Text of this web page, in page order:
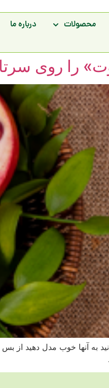
محصولات درباره ما
را روی
به آنها خوب مدل دهید از